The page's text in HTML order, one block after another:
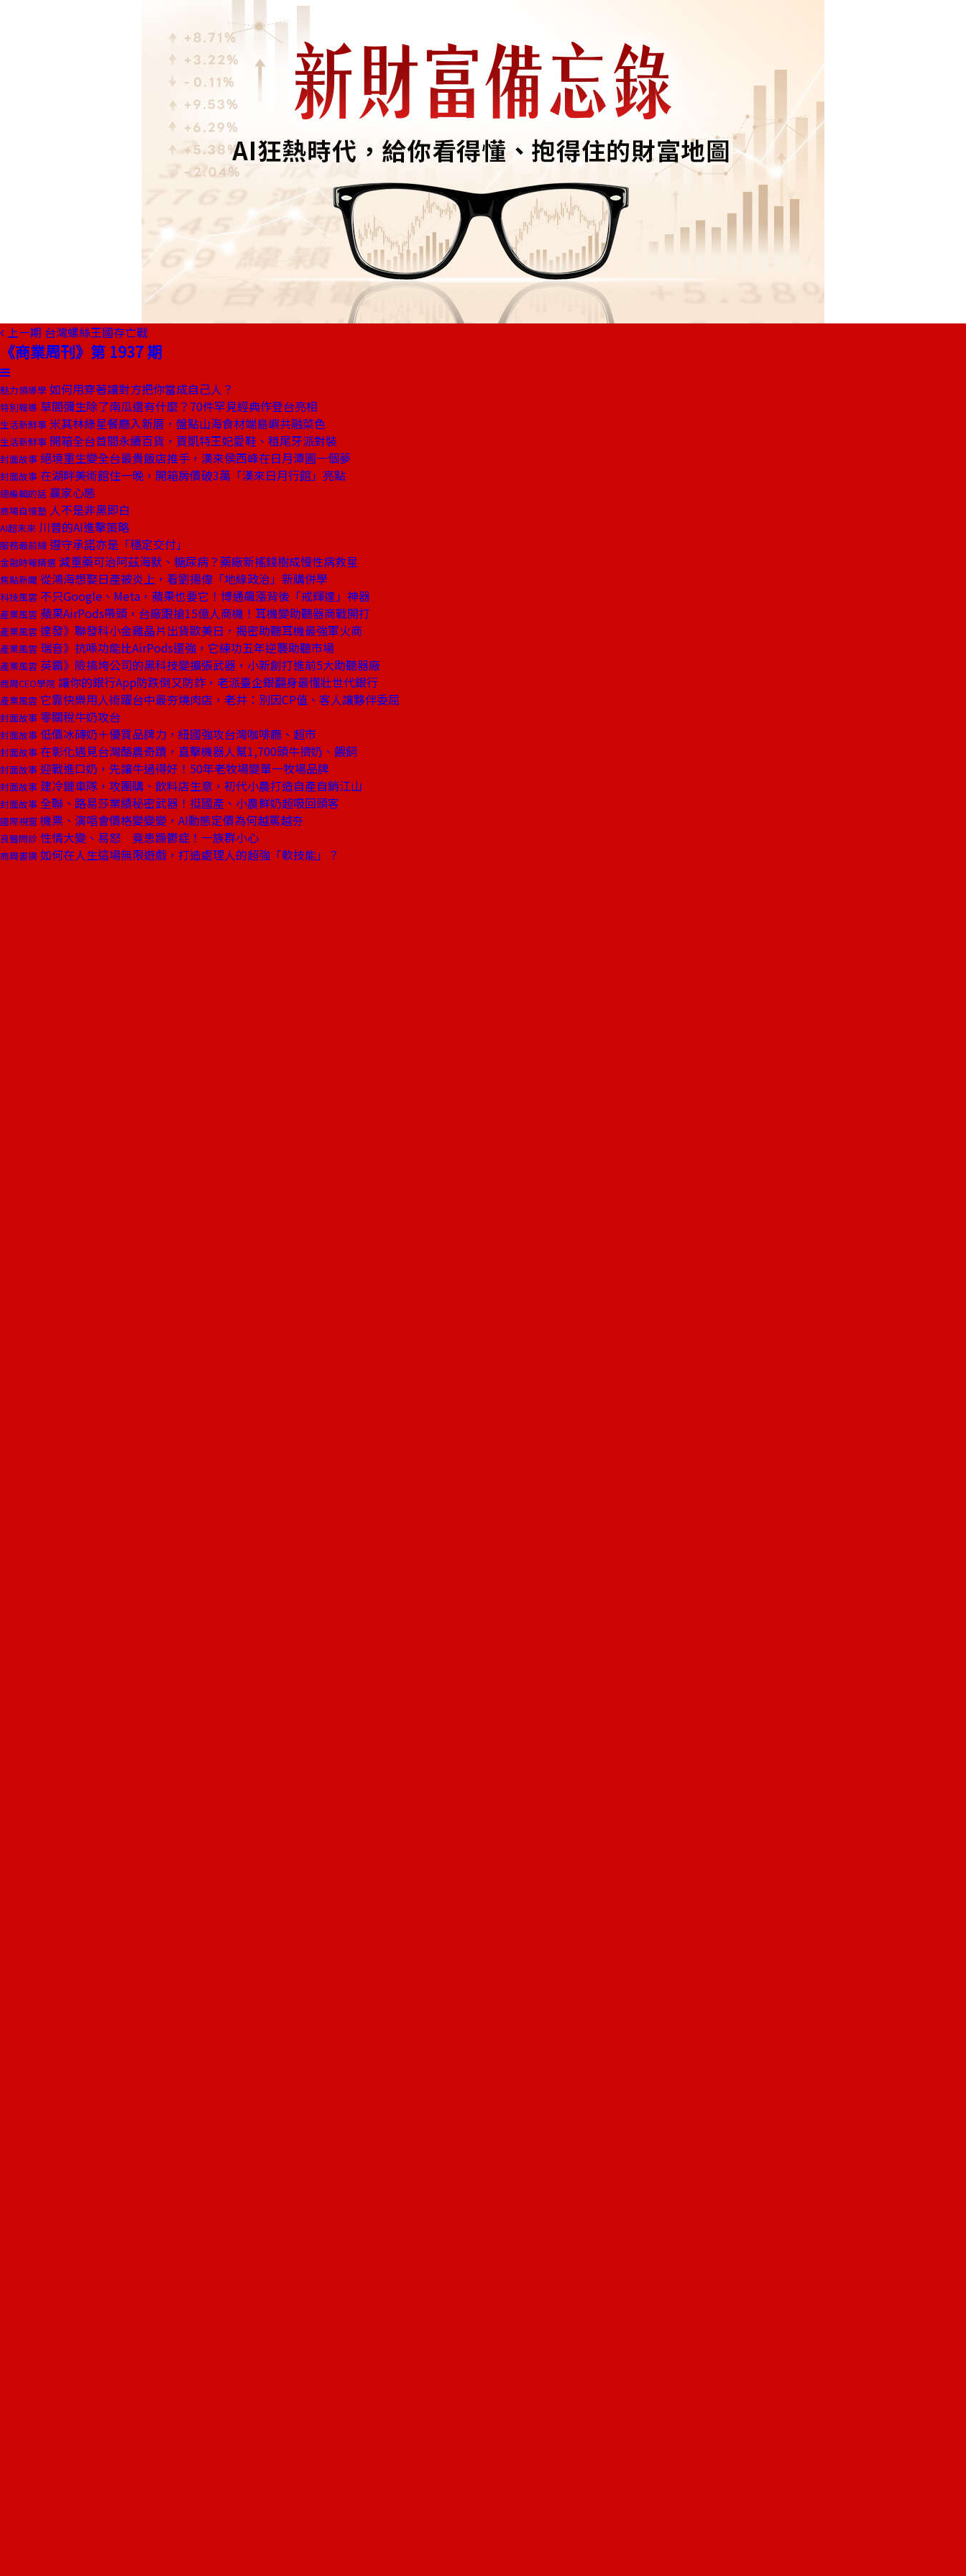
上一期 台灣螺絲王國存亡戰
《商業周刊》第 1937 期
魅力領導學 如何用穿著讓對方把你當成自己人？
特別報導 草間彌生除了南瓜還有什麼？70件罕見經典作登台亮相
生活新鮮事 米其林綠星餐廳入新厝，盤點山海食材端島嶼共融菜色
生活新鮮事 開箱全台首間永續百貨，買凱特王妃愛鞋、租尾牙派對裝
封面故事 絕境重生變全台最貴飯店推手，漢來侯西峰在日月潭圓一個夢
封面故事 在湖畔美術館住一晚，開箱房價破3萬「漢來日月行館」亮點
總編輯的話 贏家心態
商場自慢塾 人不是非黑即白
AI超未來 川普的AI進擊策略
服務最前線 遵守承諾亦是「穩定交付」
金融時報精選 減重藥可治阿茲海默、糖尿病？藥廠新搖錢樹成慢性病救星
焦點新聞 從鴻海想娶日產被炎上，看劉揚偉「地緣政治」新購併學
科技風雲 不只Google、Meta，蘋果也要它！博通飆漲背後「戒輝達」神器
產業風雲 蘋果AirPods帶頭，台廠跟搶15億人商機！耳機變助聽器商戰開打
產業風雲 達發》聯發科小金雞晶片出貨歐美日，揭密助聽耳機最強軍火商
產業風雲 瑞音》抗噪功能比AirPods還強，它練功五年逆襲助聽市場
產業風雲 英霸》險搞垮公司的黑科技變擴張武器，小新創打進前5大助聽器廠
商周CEO學院 讓你的銀行App防跌倒又防詐，老派臺企銀翻身最懂壯世代銀行
產業風雲 它靠快樂用人術躍台中最夯燒肉店，老井：別因CP值、客人讓夥伴委屈
封面故事 零關稅牛奶攻台
封面故事 低價冰磚奶＋優質品牌力，紐國強攻台灣咖啡廳、超市
封面故事 在彰化遇見台灣酪農奇蹟，直擊機器人幫1,700頭牛擠奶、餵飼
封面故事 迎戰進口奶，先讓牛過得好！50年老牧場變單一牧場品牌
封面故事 建冷鏈車隊，攻團購、飲料店生意，初代小農打造自產自銷江山
封面故事 全聯、路易莎業績秘密武器！挺國產、小農鮮奶超吸回頭客
國際視窗 機票、演唱會價格變變變，AI動態定價為何越罵越夯
良醫問診 性情大變、易怒 竟患躁鬱症！一族群小心
商周書摘 如何在人生這場無限遊戲，打造處理人的超強「軟技能」？